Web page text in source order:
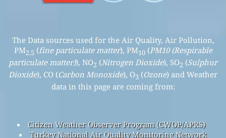
The Data sources used for the Air Quality, Air Pollution,
PM2.5 (fine particulate matter), PM10(PM10 (Respirable
particulate matter)), NO2 (Nitrogen Dioxide), SO2 (Sulphur
Dioxide), CO (Carbon Monoxide), O3 (Ozone) and Weather
data in this page are coming from:
Citizen Weather Observer Program (CWOP/APRS)
Turkey National Air Quality Monitoring Network